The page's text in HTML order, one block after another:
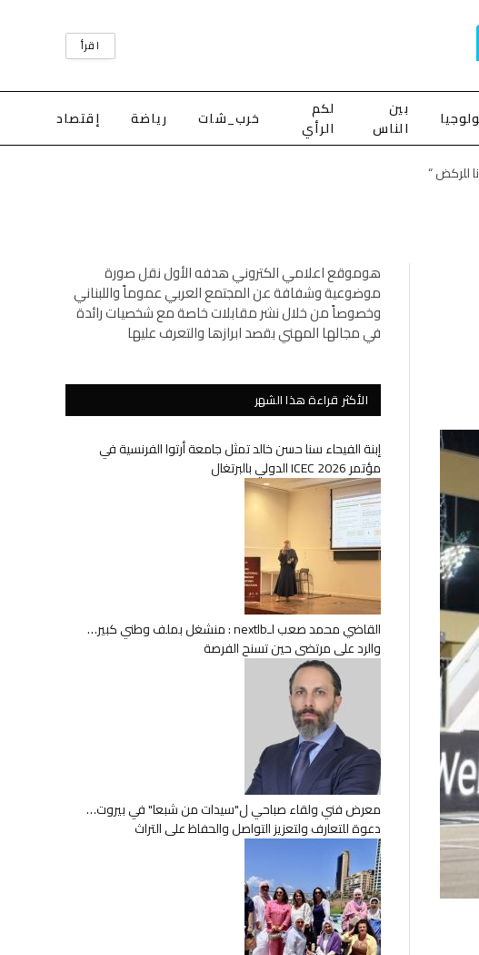
اقرأ
بين
الناس
لكم
الرأي
خرب_شات رياضة إقتصاد
للركض “
هوموقع اعلامي الكتروني هدفه الأول نقل صورة
موضوعية وشفافة عن المجتمع العربي عموماً واللبناني
وخصوصاً من خلال نشر مقابلات خاصة مع شخصيات رائدة
في مجالها المهني بقصد ابرازها والتعرف عليها
الأكثر قراءة هذا الشهر
إبنة الفيحاء سنا حسن خالد تمثل جامعة أرتوا الفرنسية في
مؤتمر ICEC 2026 الدولي بالبرتغال
القاضي محمد صعب لـnextlb : منشغل بملف وطني كبير…
والرد على مرتضى حين تسنح الفرصة
معرض فني ولقاء صباحي ل"سيدات من شبعا" في بيروت…
دعوة للتعارف ولتعزيز التواصل والحفاظ على التراث